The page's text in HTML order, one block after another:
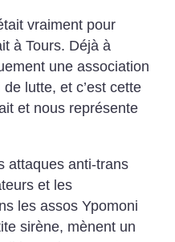
vraiment pour
à Tours. Déjà à
une association
lutte, et c’est cette
et nous représente
attaques anti-trans
et les
les assos Ypomoni
sirène, mènent un